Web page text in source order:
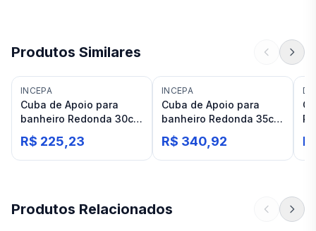
Produtos Similares
INCEPA
Cuba de Apoio para
banheiro Redonda 30cm
Branca Incepa Loft R0
R$ 225,23
INCEPA
Cuba de Apoio para
banheiro Redonda 35cm
Branca Incepa Loft R1
R$ 340,92
Produtos Relacionados